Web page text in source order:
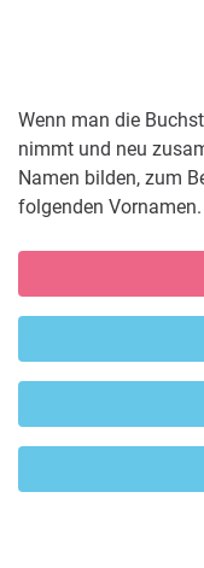
Wenn man die
nimmt und neu
Namen bilden, zum
folgenden Vornamen.